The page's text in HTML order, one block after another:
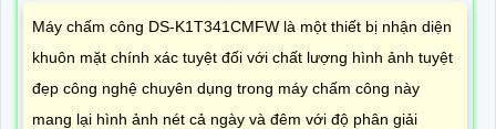
Máy chấm công DS-K1T341CMFW là một thiết bị nhận diện
khuôn mặt chính xác tuyệt đối với chất lượng hình ảnh tuyệt
đẹp công nghệ chuyên dụng trong máy chấm công này
mang lại hình ảnh nét cả ngày và đêm với độ phân giải